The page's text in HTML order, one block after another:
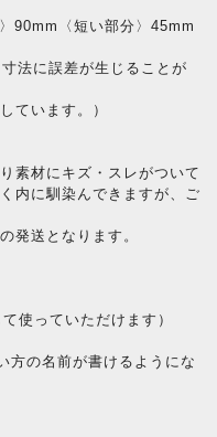
90mm〈短い部分〉45mm
法に誤差が生じることが
ています。）
素材にキズ・スレがついて
内に馴染んできますが、ご
発送となります。
使っていただけます）
方の名前が書けるようにな